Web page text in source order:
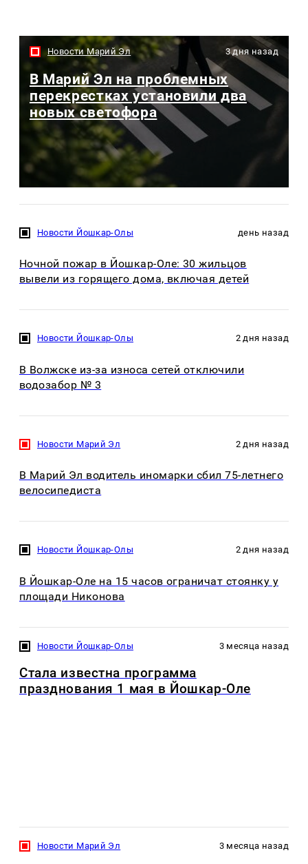
Новости Марий Эл 3 дня назад
В Марий Эл на проблемных
перекрестках установили два
новых светофора
Новости Йошкар-Олы день назад
Ночной пожар в Йошкар-Оле: 30 жильцов
вывели из горящего дома, включая детей
Новости Йошкар-Олы 2 дня назад
В Волжске из-за износа сетей отключили
водозабор № 3
Новости Марий Эл 2 дня назад
В Марий Эл водитель иномарки сбил 75-летнего
велосипедиста
Новости Йошкар-Олы 2 дня назад
В Йошкар-Оле на 15 часов ограничат стоянку у
площади Никонова
Новости Йошкар-Олы 3 месяца назад
Стала известна программа
празднования 1 мая в Йошкар-Оле
Новости Марий Эл 3 месяца назад